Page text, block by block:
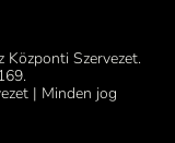
Szervezet.
| Minden jog